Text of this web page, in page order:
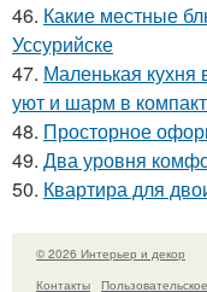
46. Какие местные
Уссурийске
47. Маленькая кухня
уют и шарм в
48. Просторное
49. Два уровня
50. Квартира для
© 2026 Интерьер и декор
Контакты